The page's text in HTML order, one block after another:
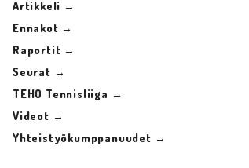
Artikkeli →
Ennakot →
Raportit →
Seurat →
TEHO Tennisliiga →
Videot →
Yhteistyökumppanuudet →